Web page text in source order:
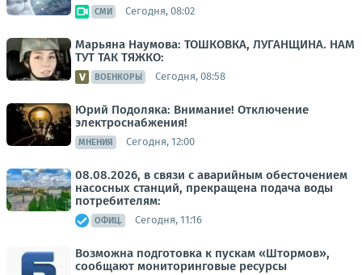
СМИ Сегодня, 08:02
Марьяна Наумова: ТОШКОВКА, ЛУГАНЩИНА. НАМ
ТУТ ТАК ТЯЖКО:
ВОЕНКОРЫ Сегодня, 08:58
Юрий Подоляка: Внимание! Отключение
электроснабжения!
МНЕНИЯ Сегодня, 12:00
08.08.2026, в связи с аварийным обесточением
насосных станций, прекращена подача воды
потребителям:
ОФИЦ. Сегодня, 11:16
Возможна подготовка к пускам «Штормов»,
сообщают мониторинговые ресурсы